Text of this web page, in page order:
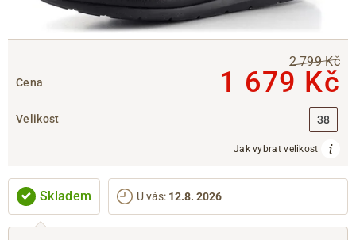
Cena
2 799 Kč
1 679 Kč
Velikost 38
Jak vybrat velikost
Skladem U vás: 12.8. 2026